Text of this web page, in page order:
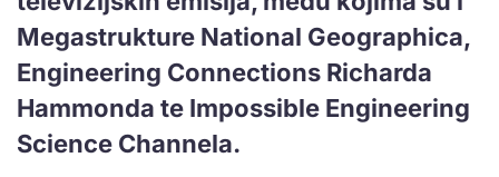
Megastrukture National Geographica,
Engineering Connections Richarda
Hammonda te Impossible Engineering
Science Channela.